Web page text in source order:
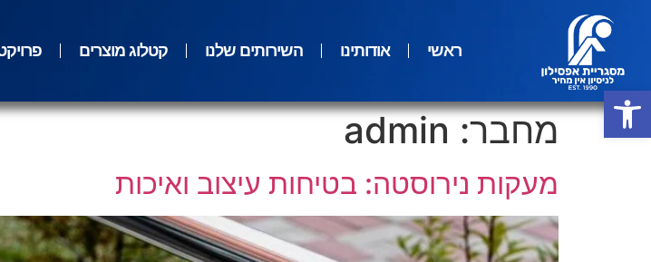
ראשי אודותינו השירותים שלנו קטלוג מוצרים
מחבר: admin
מעקות נירוסטה: בטיחות עיצוב ואיכות
פתח סרגל נגישות